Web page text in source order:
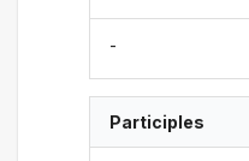
-
Participles